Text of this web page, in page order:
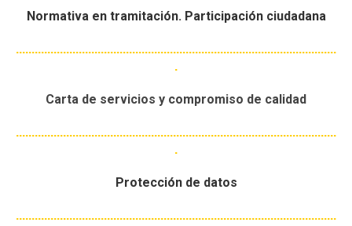
Normativa en tramitación. Participación ciudadana
......................................................................................................
.
Carta de servicios y compromiso de calidad
......................................................................................................
.
Protección de datos
......................................................................................................